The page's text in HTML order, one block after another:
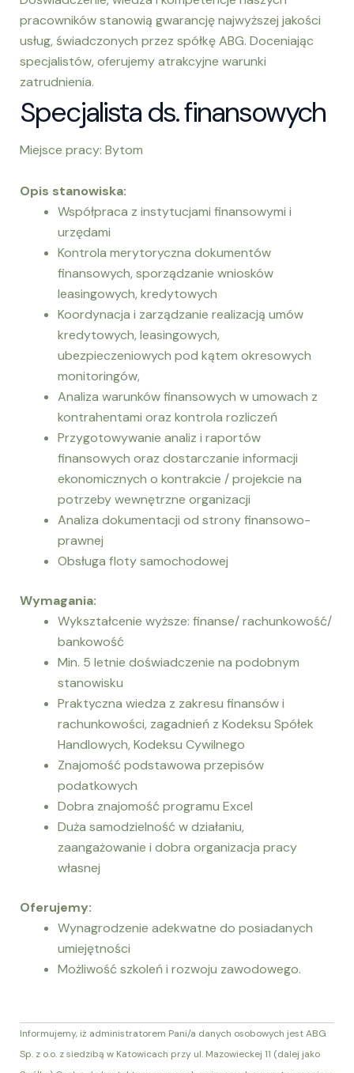
pracowników stanowią gwarancję najwyższej jakości
usług, świadczonych przez spółkę ABG. Doceniając
specjalistów, oferujemy atrakcyjne warunki
zatrudnienia.
Specjalista ds. finansowych
Miejsce pracy: Bytom
Opis stanowiska:
Współpraca z instytucjami finansowymi i
urzędami
Kontrola merytoryczna dokumentów
finansowych, sporządzanie wniosków
leasingowych, kredytowych
Koordynacja i zarządzanie realizacją umów
kredytowych, leasingowych,
ubezpieczeniowych pod kątem okresowych
monitoringów,
Analiza warunków finansowych w umowach z
kontrahentami oraz kontrola rozliczeń
Przygotowywanie analiz i raportów
finansowych oraz dostarczanie informacji
ekonomicznych o kontrakcie / projekcie na
potrzeby wewnętrzne organizacji
Analiza dokumentacji od strony finansowo-
prawnej
Obsługa floty samochodowej
Wymagania:
Wykształcenie wyższe: finanse/ rachunkowość/
bankowość
Min. 5 letnie doświadczenie na podobnym
stanowisku
Praktyczna wiedza z zakresu finansów i
rachunkowości, zagadnień z Kodeksu Spółek
Handlowych, Kodeksu Cywilnego
Znajomość podstawowa przepisów
podatkowych
Dobra znajomość programu Excel
Duża samodzielność w działaniu,
zaangażowanie i dobra organizacja pracy
własnej
Oferujemy:
Wynagrodzenie adekwatne do posiadanych
umiejętności
Możliwość szkoleń i rozwoju zawodowego.
Informujemy, iż administratorem Pani/a danych osobowych jest ABG
Sp. z o.o. z siedzibą w Katowicach przy ul. Mazowieckej 11 (dalej jako